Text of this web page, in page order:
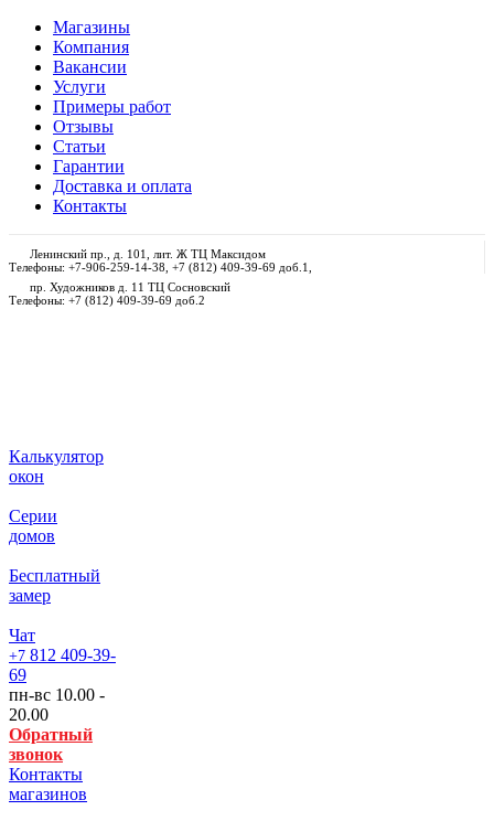
Магазины
Компания
Вакансии
Услуги
Примеры работ
Отзывы
Статьи
Гарантии
Доставка и оплата
Контакты
Ленинский пр., д. 101, лит. Ж ТЦ Максидом
Телефоны: +7-906-259-14-38, +7 (812) 409-39-69 доб.1,
пр. Художников д. 11 ТЦ Сосновский
Телефоны: +7 (812) 409-39-69 доб.2
Калькулятор
окон
Серии
домов
Бесплатный
замер
Чат
+7 812 409-39-
69
пн-вс 10.00 -
20.00
Обратный
звонок
Контакты
магазинов